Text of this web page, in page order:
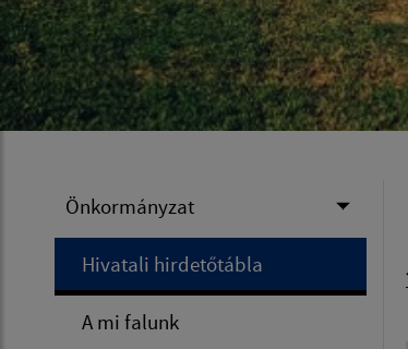
Önkormányzat
Hivatali hirdetőtábla
A mi falunk